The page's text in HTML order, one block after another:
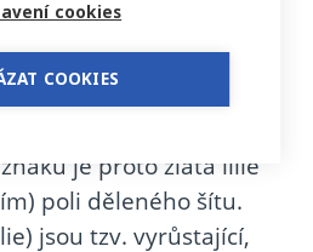
heraldická lilie, ta je
Panny Marie,
je zasvěcena i místní
je proto zlatá lilie
poli děleného šítu.
jsou tzv. vyrůstající,
cookies
COOKIES